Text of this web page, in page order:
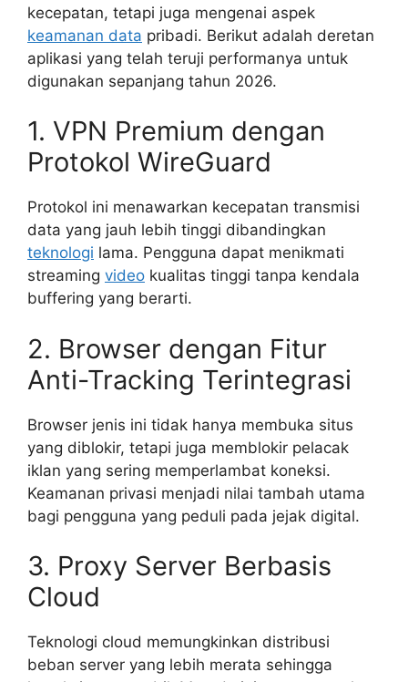
kecepatan, tetapi juga mengenai aspek
keamanan data pribadi. Berikut adalah deretan
aplikasi yang telah teruji performanya untuk
digunakan sepanjang tahun 2026.
1. VPN Premium dengan
Protokol WireGuard
Protokol ini menawarkan kecepatan transmisi
data yang jauh lebih tinggi dibandingkan
teknologi lama. Pengguna dapat menikmati
streaming video kualitas tinggi tanpa kendala
buffering yang berarti.
2. Browser dengan Fitur
Anti-Tracking Terintegrasi
Browser jenis ini tidak hanya membuka situs
yang diblokir, tetapi juga memblokir pelacak
iklan yang sering memperlambat koneksi.
Keamanan privasi menjadi nilai tambah utama
bagi pengguna yang peduli pada jejak digital.
3. Proxy Server Berbasis
Cloud
Teknologi cloud memungkinkan distribusi
beban server yang lebih merata sehingga